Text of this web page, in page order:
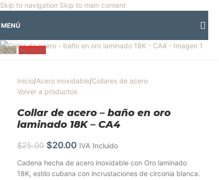
Skip to navigation Skip to main content
🎡Horario especial por vacaciones agostinas
MENÚ
-20% Agotado
Inicio/Acero inoxidable/Collares de acero
Volver a productos
Collar de acero – baño en oro
laminado 18K – CA4
$25.00 $20.00 IVA Incluido
Cadena hecha de acero inoxidable con Oro laminado
18K, estilo cubana con incrustaciones de circonia blanca.